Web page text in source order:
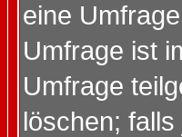
eine
Umfrage ist
Umfrage
löschen;